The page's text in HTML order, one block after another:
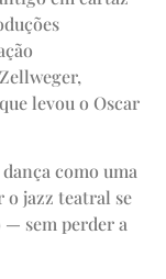
levou o Oscar
como uma
jazz teatral se
— sem perder a